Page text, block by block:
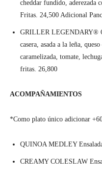
cheddar fundido, aderezada
Fritas. 24,500 Adicional
GRILLER LEGENDARY®
casera, asada a la leña,
caramelizada, tomate,
fritas. 26,800
ACOMPAÑAMIENTOS
*Como plato único adicionar
QUINOA MEDLEY
CREAMY COLESLAW